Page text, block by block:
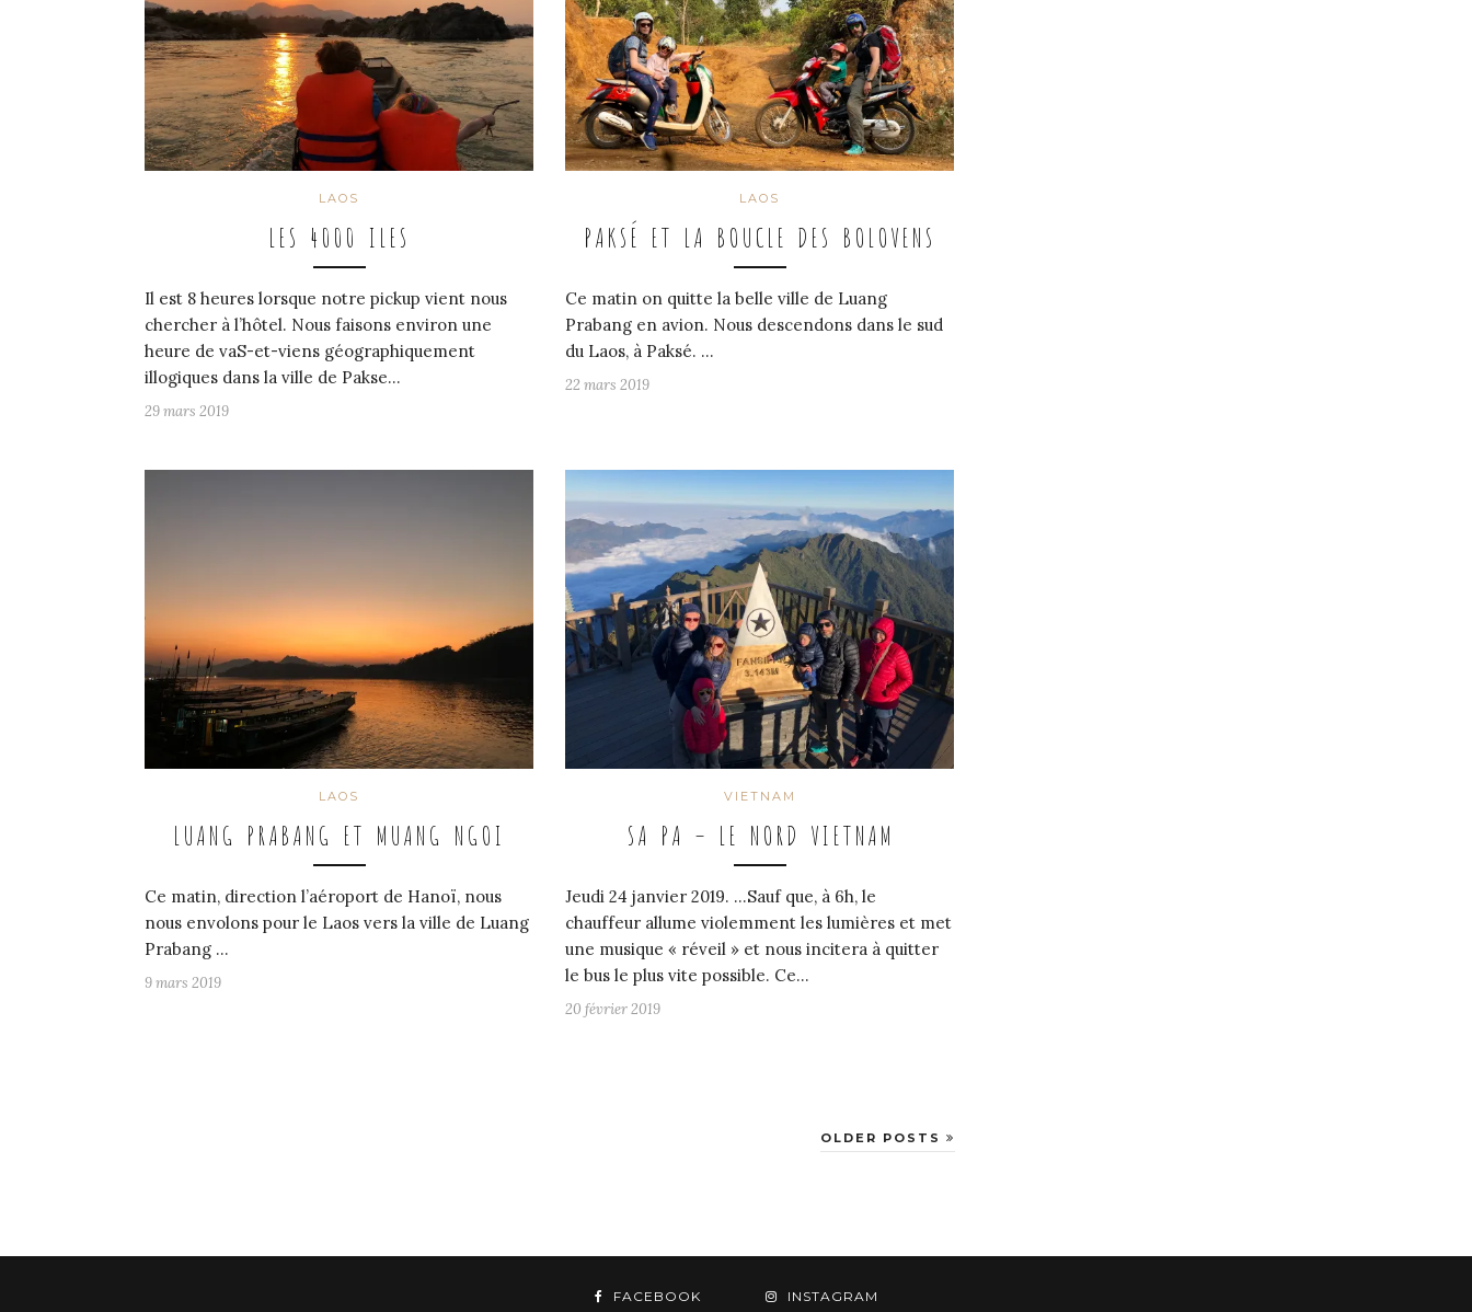
LAOS
LES 4000 ILES
Il est 8 heures lorsque notre pickup vient nous
chercher à l’hôtel. Nous faisons environ une
heure de vaS-et-viens géographiquement
illogiques dans la ville de Pakse…
29 mars 2019
LAOS
PAKSÉ ET LA BOUCLE DES BOLOVENS
Ce matin on quitte la belle ville de Luang
Prabang en avion. Nous descendons dans le sud
du Laos, à Paksé. …
22 mars 2019
LAOS
LUANG PRABANG ET MUANG NGOI
Ce matin, direction l’aéroport de Hanoï, nous
nous envolons pour le Laos vers la ville de Luang
Prabang …
9 mars 2019
VIETNAM
SA PA – LE NORD VIETNAM
Jeudi 24 janvier 2019. …Sauf que, à 6h, le
chauffeur allume violemment les lumières et met
une musique « réveil » et nous incitera à quitter
le bus le plus vite possible. Ce…
20 février 2019
OLDER POSTS
FACEBOOK INSTAGRAM